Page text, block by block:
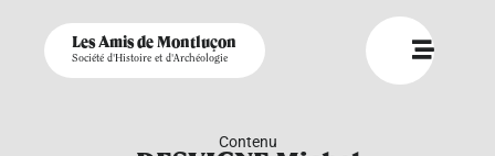
Les Amis de Montluçon
Société d'Histoire et d'Archéologie
Contenu